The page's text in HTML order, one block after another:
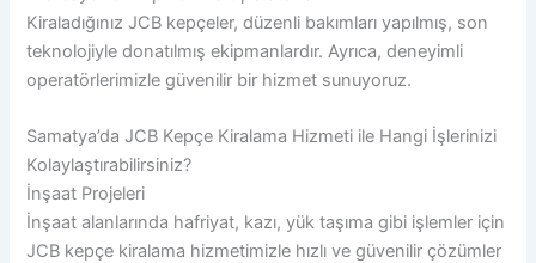
Kiraladığınız JCB kepçeler, düzenli bakımları yapılmış, son
teknolojiyle donatılmış ekipmanlardır. Ayrıca, deneyimli
operatörlerimizle güvenilir bir hizmet sunuyoruz.
Samatya’da JCB Kepçe Kiralama Hizmeti ile Hangi İşlerinizi
Kolaylaştırabilirsiniz?
İnşaat Projeleri
İnşaat alanlarında hafriyat, kazı, yük taşıma gibi işlemler için
JCB kepçe kiralama hizmetimizle hızlı ve güvenilir çözümler